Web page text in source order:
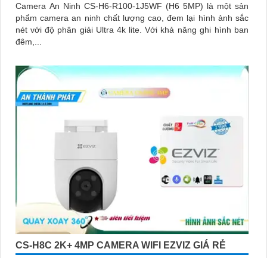
Camera An Ninh CS-H6-R100-1J5WF (H6 5MP) là một sản
phẩm camera an ninh chất lượng cao, đem lại hình ảnh sắc
nét với độ phân giải Ultra 4k lite. Với khả năng ghi hình ban
đêm,...
CS-H8C 2K+ 4MP CAMERA WIFI EZVIZ GIÁ RẺ